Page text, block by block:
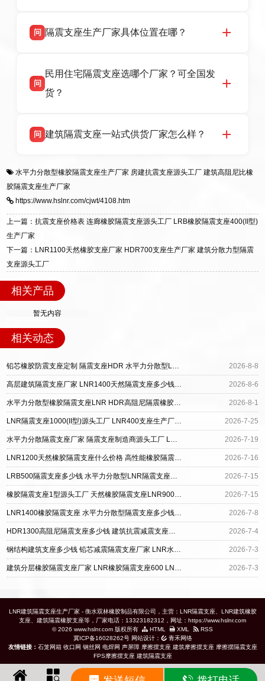
话：13323182312。
品资质齐全，每批次产品均配有正规第三方检测
货，厂家电话：13323182312，地址迎宾大街 9
号北方工业基地。
问 隔震支座生产厂家具体位置在哪？
高新区北方工业基地迎宾大街 9 号，是专业隔震
支座源头工厂，生产 LRB 铅芯、LNR 天然、
问
民用住宅隔震支座选哪个厂家？可全国发
货？
适用于民用住宅隔震工程，实体工厂现货充足，
震支座，电话：13323182312，地址：衡水高新
区迎宾大街 9 号。
问 建筑隔震支座一站式供货厂家怎么样？
一站式供货厂家，拥有多年行业生产经验，国标
标准生产 LRB/LNR/HDR/FPS 全系列支座，资
质、检测报告完备，提供选型、深化、供货、安
装指导全套服务，厂址衡水高新区北方工业基地
水平力分散型橡胶隔震支座生产厂家 房建抗震支座源头工厂 建筑高阻尼比橡
胶隔震支座生产厂家
https://www.hslnr.com/cjwt/4108.htm
上一篇：抗震支座价格表 连廊橡胶隔震支座源头工厂 LRB橡胶隔震支座400(II型)
生产厂家
下一篇：LNR1100天然橡胶支座厂家 HDR700支座生产厂家 建筑分散力型隔震
支座源头工厂
相关产品
暂无内容
相关动态
铅芯橡胶防震支座定制 隔震支座HDR 水平力分散型LNR隔震支座厂家电话 2026-8-8
高层建筑隔震支座厂家 LNR1400天然隔震支座多少钱 水平力分散型橡胶支座多少钱 2026-8-6
水平力分散型橡胶隔震支座LNR HDR高阻尼隔震橡胶支座多少钱 LRB1100铅芯隔震支座多少钱 2026-8-1
LNR隔震支座1000(II型)源头工厂 LNR400支座生产厂家 水平力分散支座源头工厂 2026-7-25
水平力分散隔震支座厂家 隔震支座制造商源头工厂 LRB橡胶隔震支座1400 2026-7-19
LNR1200天然橡胶隔震支座什么价格 高性能橡胶隔震支座源头工厂 LNR水平力分散型支座源头工厂 2026-7-16
LRB500隔震支座多少钱 水平力分散型LNR隔震支座什么价格 LRB700隔震支座厂家 2026-7-15
橡胶隔震支座1型源头工厂 天然橡胶隔震支座LNR900厂家 水平力分散力型橡胶隔震支座LNR厂家 2026-7-15
LNR1400橡胶隔震支座 水平力分散型隔震支座多少钱 LNR水平分散形隔震支座厂家 2026-7-8
HDR1300高阻尼隔震支座多少钱 建筑抗震减震支座源头工厂 水平力分散型橡胶隔震支座什么价格 2026-7-4
钢结构建筑支座多少钱 铅芯减震隔震支座厂家 LNR水平力分散型支座厂家 2026-7-3
建筑分层橡胶隔震支座厂家 LNR橡胶隔震支座600 LNR水平力分散型橡胶隔震支座生产厂家 2026-7-3
LNR建筑隔震支座生产厂家 - 衡水双林橡胶制品有限公司，主营：LNR隔震支座、LNR建筑橡胶
支座、建筑隔震橡胶支座等，厂家电话：13323182312，网址：https://www.hslnr.com
© 2026 www.hslnr.com 版权所有
HTML XML
RSS
冀ICP备16028262号网站设计：
青禾网络
友情链接： 石笼网箱 收口网 钢丝网 电焊网 声屏障 摩擦摆支座 建筑摩擦摆支座 摩擦摆隔震支座
FPS摩擦摆支座 建筑隔震支座